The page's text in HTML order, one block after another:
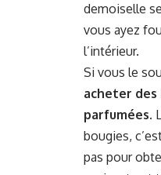
demoiselle
vous ayez
l’intérieur.
Si vous le
acheter des
parfumées.
bougies,
pas pour